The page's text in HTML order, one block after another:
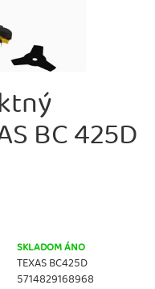
BC 425D
SKLADOM ÁNO
TEXAS BC425D
5714829168968